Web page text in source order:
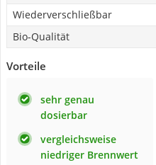
Wiederverschließbar
Bio-Qualität
Vorteile
sehr genau
dosierbar
vergleichsweise
niedriger Brennwert